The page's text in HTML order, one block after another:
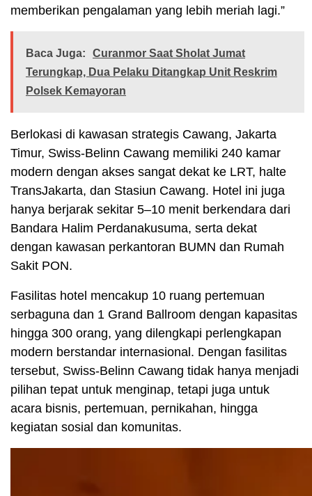
memberikan pengalaman yang lebih meriah lagi.”
Baca Juga:
Curanmor Saat Sholat Jumat
Terungkap, Dua Pelaku Ditangkap Unit Reskrim
Polsek Kemayoran
Berlokasi di kawasan strategis Cawang, Jakarta
Timur, Swiss-Belinn Cawang memiliki 240 kamar
modern dengan akses sangat dekat ke LRT, halte
TransJakarta, dan Stasiun Cawang. Hotel ini juga
hanya berjarak sekitar 5–10 menit berkendara dari
Bandara Halim Perdanakusuma, serta dekat
dengan kawasan perkantoran BUMN dan Rumah
Sakit PON.
Fasilitas hotel mencakup 10 ruang pertemuan
serbaguna dan 1 Grand Ballroom dengan kapasitas
hingga 300 orang, yang dilengkapi perlengkapan
modern berstandar internasional. Dengan fasilitas
tersebut, Swiss-Belinn Cawang tidak hanya menjadi
pilihan tepat untuk menginap, tetapi juga untuk
acara bisnis, pertemuan, pernikahan, hingga
kegiatan sosial dan komunitas.